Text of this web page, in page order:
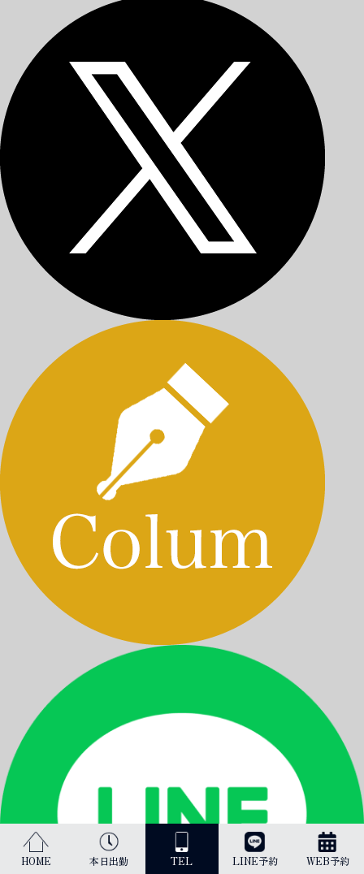
HOME 本日出勤 TEL LINE予約 WEB予約